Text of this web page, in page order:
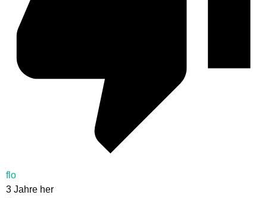
flo
3 Jahre her